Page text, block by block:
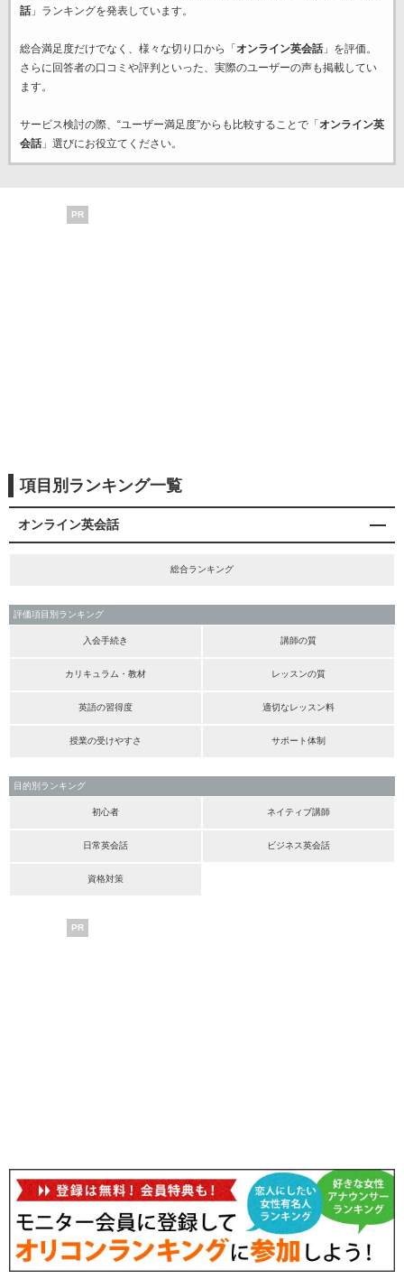
話」ランキングを発表しています。
総合満足度だけでなく、様々な切り口から「 オンライン英会話」を評価。
さらに回答者の口コミや評判といった、実際のユーザーの声も掲載してい
ます。
サービス検討の際、“ユーザー満足度”からも比較することで「 オンライン英
会話」選びにお役立てください。
PR
項目別ランキング一覧
オンライン英会話
総合ランキング
評価項目別ランキング
入会手続き 講師の質
カリキュラム・教材 レッスンの質
英語の習得度 適切なレッスン料
授業の受けやすさ サポート体制
目的別ランキング
初心者 ネイティブ講師
日常英会話 ビジネス英会話
資格対策
PR